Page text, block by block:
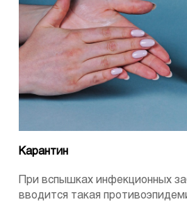
Карантин
При вспышках инфекционных
вводится такая